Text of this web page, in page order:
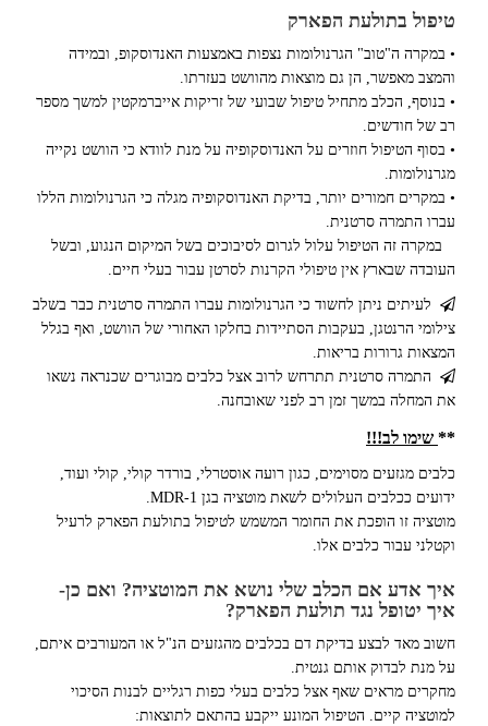
טיפול בתולעת הפארק
• במקרה ה"טוב" הגרנולומות נצפות באמצעות האנדוסקופ, ובמידה
והמצב מאפשר, הן גם מוצאות מהוושט בעזרתו.
• בנוסף, הכלב מתחיל טיפול שבועי של זריקות אייברמקטין למשך מספר
רב של חודשים.
• בסוף הטיפול חוזרים על האנדוסקופיה על מנת לוודא כי הוושט נקייה
מגרנולומות.
• במקרים חמורים יותר, בדיקת האנדוסקופיה מגלה כי הגרנולומות הללו
עברו התמרה סרטנית.
במקרה זה הטיפול עלול לגרום לסיבוכים בשל המיקום הנגוע, ובשל
העובדה שבארץ אין טיפולי הקרנות לסרטן עבור בעלי חיים.
לעיתים ניתן לחשוד כי הגרנולומות עברו התמרה סרטנית כבר בשלב
צילומי הרנטגן, בעקבות הסתיידות בחלקו האחורי של הוושט, ואף בגלל
המצאות גרורות בריאות.
התמרה סרטנית תתרחש לרוב אצל כלבים מבוגרים שכנראה נשאו
את המחלה במשך זמן רב לפני שאובחנה.
** שימו לב!!!
כלבים מגזעים מסוימים, כגון רועה אוסטרלי, בורדר קולי, קולי ועוד,
ידועים ככלבים העלולים לשאת מוטציה בגן MDR-1.
מוטציה זו הופכת את החומר המשמש לטיפול בתולעת הפארק לרעיל
וקטלני עבור כלבים אלו.
איך אדע אם הכלב שלי נושא את המוטציה? ואם כן-
איך יטופל נגד תולעת הפארק?
חשוב מאד לבצע בדיקת דם בכלבים מהגזעים הנ"ל או המעורבים איתם,
על מנת לבדוק אותם גנטית.
מחקרים מראים שאף אצל כלבים בעלי כפות רגליים לבנות הסיכוי
למוטציה קיים. הטיפול המונע ייקבע בהתאם לתוצאות: